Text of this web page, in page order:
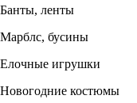
Банты, ленты
Марблс, бусины
Елочные игрушки
Новогодние костюмы